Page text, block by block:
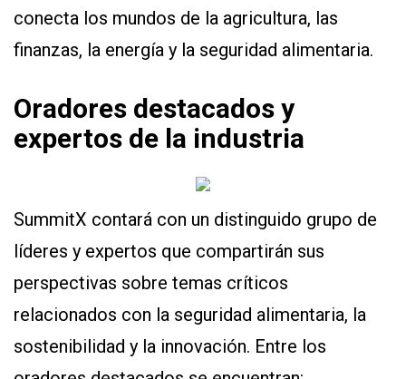
conecta los mundos de la agricultura, las
finanzas, la energía y la seguridad alimentaria.
Oradores destacados y
expertos de la industria
SummitX contará con un distinguido grupo de
líderes y expertos que compartirán sus
perspectivas sobre temas críticos
relacionados con la seguridad alimentaria, la
sostenibilidad y la innovación. Entre los